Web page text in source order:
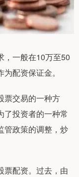
，一般在10万至50
配资保证金。
票交易的一种方
了投资者的一种常
管政策的调整，炒
票配资。过去，由